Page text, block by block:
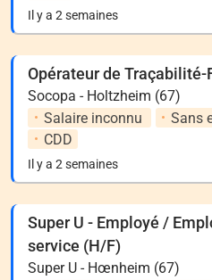
Il y a 2 semaines
Opérateur de Traçabilité-
Socopa - Holtzheim (67)
Salaire inconnu
Sans
CDD
Il y a 2 semaines
Super U - Employé /
service (H/F)
Super U - Hœnheim (67)